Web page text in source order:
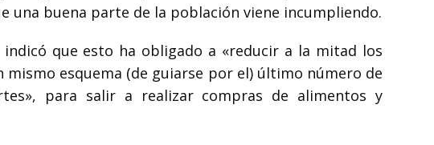
una buena parte de la población viene incumpliendo.
que esto ha obligado a «reducir a la mitad los
esquema (de guiarse por el) último número de
para salir a realizar compras de alimentos y